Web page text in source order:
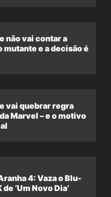
não vai contar a
mutante e a decisão é
vai quebrar regra
Marvel – e o motivo
4: Vaza o Blu-
‘Um Novo Dia’